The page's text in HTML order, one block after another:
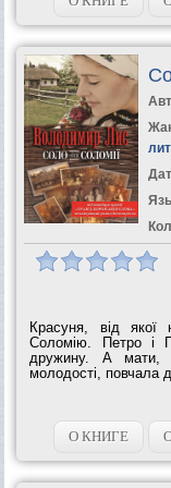
Красуня, від
Соломію. Петро і
дружину. А мати,
молодості, повчала
О КНИГЕ